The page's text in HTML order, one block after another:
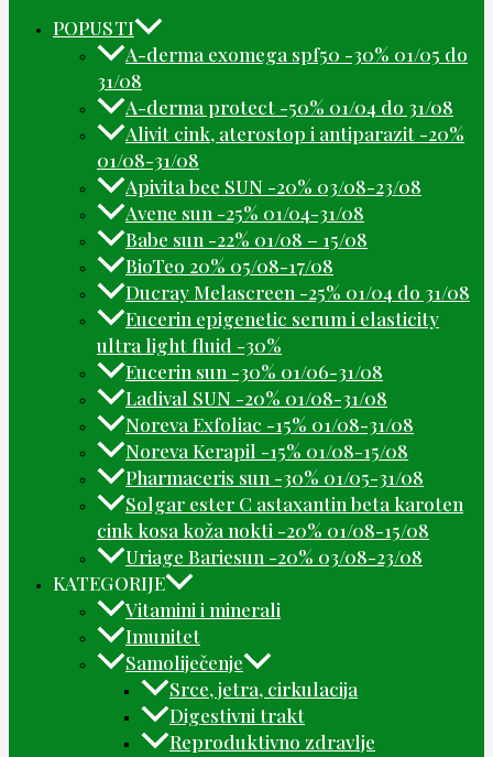
POPUSTI
A-derma exomega spf50 -30% 01/05 do
31/08
A-derma protect -50% 01/04 do 31/08
Alivit cink, aterostop i antiparazit -20%
01/08-31/08
Apivita bee SUN -20% 03/08-23/08
Avene sun -25% 01/04-31/08
Babe sun -22% 01/08 – 15/08
BioTeo 20% 05/08-17/08
Ducray Melascreen -25% 01/04 do 31/08
Eucerin epigenetic serum i elasticity
ultra light fluid -30%
Eucerin sun -30% 01/06-31/08
Ladival SUN -20% 01/08-31/08
Noreva Exfoliac -15% 01/08-31/08
Noreva Kerapil -15% 01/08-15/08
Pharmaceris sun -30% 01/05-31/08
Solgar ester C astaxantin beta karoten
cink kosa koža nokti -20% 01/08-15/08
Uriage Bariesun -20% 03/08-23/08
KATEGORIJE
Vitamini i minerali
Imunitet
Samoliječenje
Srce, jetra, cirkulacija
Digestivni trakt
Reproduktivno zdravlje